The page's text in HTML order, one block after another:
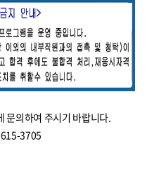
문의하여 주시기 바랍니다.
3705